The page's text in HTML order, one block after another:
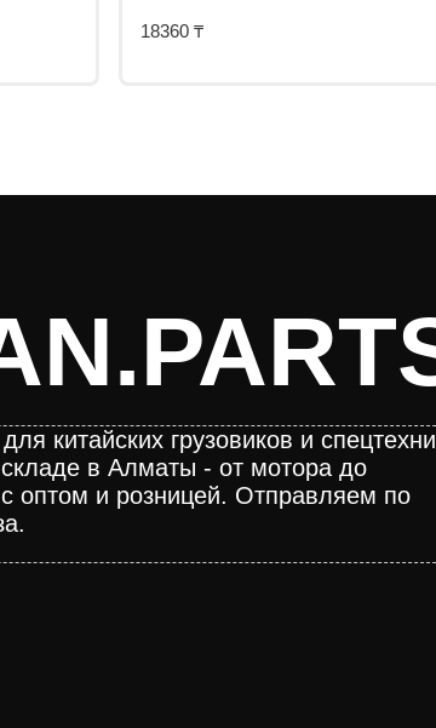
18360 ₸
китайских грузовиков и
в Алматы - от мотора до
оптом и розницей. Отправляем по